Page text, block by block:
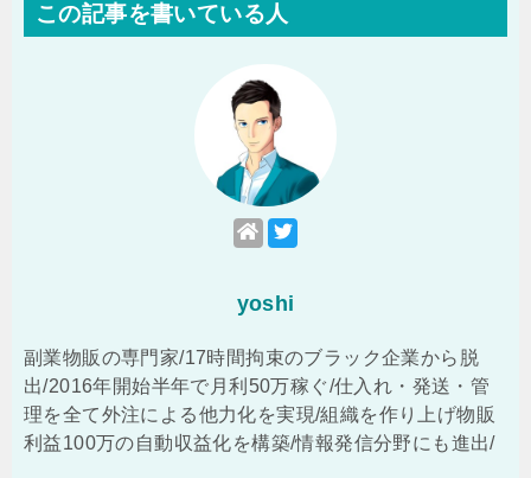
この記事を書いている人
yoshi
副業物販の専門家/17時間拘束のブラック企業から脱
出/2016年開始半年で月利50万稼ぐ/仕入れ・発送・管
理を全て外注による他力化を実現/組織を作り上げ物販
利益100万の自動収益化を構築/情報発信分野にも進出/